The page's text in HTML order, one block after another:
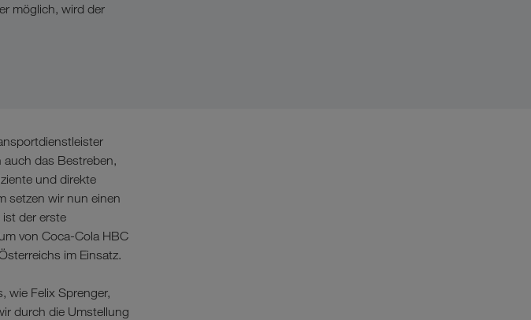
möglich, wird der
auch das Bestreben,
und direkte
setzen wir nun einen
der erste
von Coca-Cola HBC
im Einsatz.
wie Felix Sprenger,
durch die Umstellung